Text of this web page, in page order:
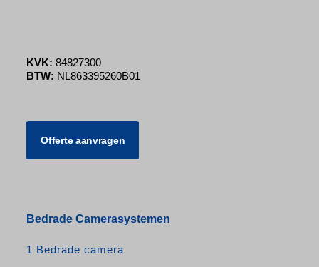
KVK: 84827300
BTW: NL863395260B01
Offerte aanvragen
Bedrade Camerasystemen
1 Bedrade camera